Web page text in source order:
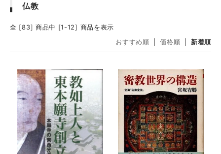
仏教
全 [83] 商品中 [1-12] 商品を表示
おすすめ順
価格順 新着順